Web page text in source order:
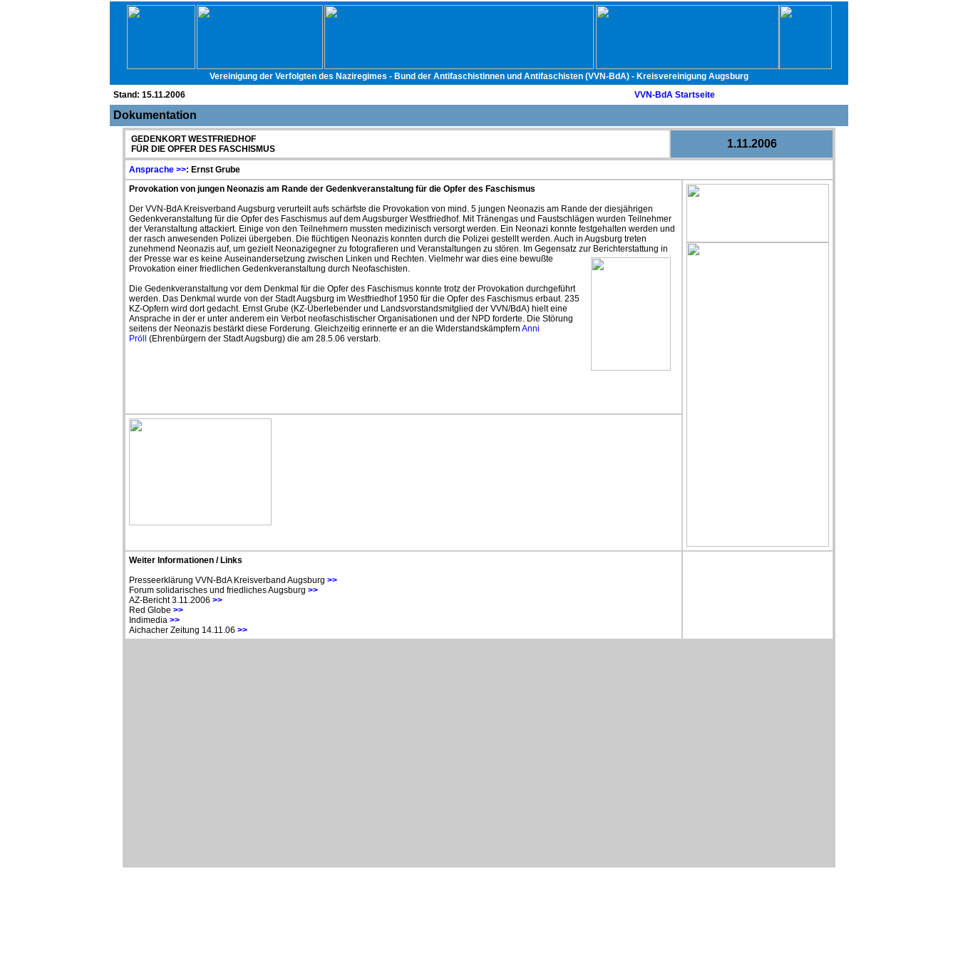
Vereinigung der Verfolgten des Naziregimes - Bund der Antifaschistinnen und Antifaschisten (VVN-BdA) - Kreisvereinigung Augsburg
Stand: 15.11.2006 VVN-BdA Startseite
Dokumentation
GEDENKORT WESTFRIEDHOF
FÜR DIE OPFER DES FASCHISMUS
1.11.2006
Ansprache >>: Ernst Grube
Provokation von jungen Neonazis am Rande der Gedenkveranstaltung für die Opfer des Faschismus
Der VVN-BdA Kreisverband Augsburg verurteilt aufs schärfste die Provokation von mind. 5 jungen Neonazis am Rande der diesjährigen
Gedenkveranstaltung für die Opfer des Faschismus auf dem Augsburger Westfriedhof. Mit Tränengas und Faustschlägen wurden Teilnehmer
der Veranstaltung attackiert. Einige von den Teilnehmern mussten medizinisch versorgt werden. Ein Neonazi konnte festgehalten werden und
der rasch anwesenden Polizei übergeben. Die flüchtigen Neonazis konnten durch die Polizei gestellt werden. Auch in Augsburg treten
zunehmend Neonazis auf, um gezielt Neonazigegner zu fotografieren und Veranstaltungen zu stören. Im Gegensatz zur Berichterstattung in
der Presse war es keine Auseinandersetzung zwischen Linken und Rechten. Vielmehr war dies eine bewußte
Provokation einer friedlichen Gedenkveranstaltung durch Neofaschisten.
Die Gedenkveranstaltung vor dem Denkmal für die Opfer des Faschismus konnte trotz der Provokation durchgeführt
werden. Das Denkmal wurde von der Stadt Augsburg im Westfriedhof 1950 für die Opfer des Faschismus erbaut. 235
KZ-Opfern wird dort gedacht. Ernst Grube (KZ-Überlebender und Landsvorstandsmitglied der VVN/BdA) hielt eine
Ansprache in der er unter anderem ein Verbot neofaschistischer Organisationen und der NPD forderte. Die Störung
seitens der Neonazis bestärkt diese Forderung. Gleichzeitig erinnerte er an die Widerstandskämpfern Anni
Pröll
(Ehrenbürgern der Stadt Augsburg) die am 28.5.06 verstarb.
Weiter Informationen / Links
Presseerklärung VVN-BdA Kreisverband Augsburg >>
Forum solidarisches und friedliches Augsburg >>
AZ-Bericht 3.11.2006 >>
Red Globe >>
Indimedia >>
Aichacher Zeitung 14.11.06 >>